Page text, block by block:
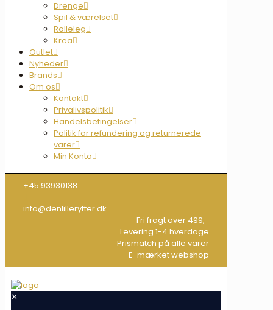
Drenge
Spil & værelset
Rolleleg
Krea
Outlet
Nyheder
Brands
Om os
Kontakt
Privalivspolitik
Handelsbetingelser
Politik for refundering og returnerede
varer
Min Konto
+45 93930138
info@denlillerytter.dk
Fri fragt over 499,-
Levering 1-4 hverdage
Prismatch på alle varer
E-mærket webshop
✕